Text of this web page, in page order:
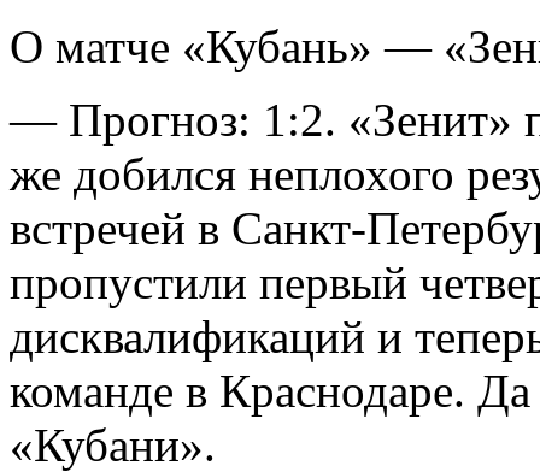
О матче «Кубань» —
— Прогноз: 1:2. «Зенит»
же добился неплохого
встречей в Санкт-
пропустили первый
дисквалификаций и
команде в Краснодаре.
«Кубани».